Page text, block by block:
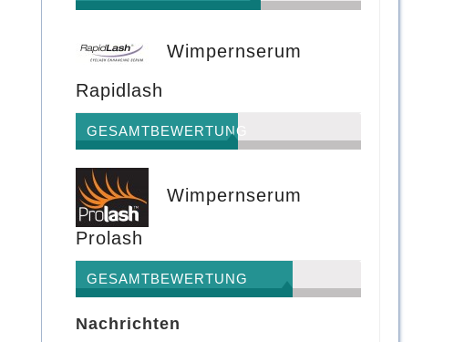
Wimpernserum
Rapidlash
GESAMTBEWERTUNG
Wimpernserum
Prolash
GESAMTBEWERTUNG
Nachrichten